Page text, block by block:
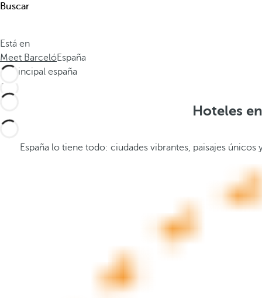
i
.
.
c
a
b
j
,
Buscar
Está en
Meet BarcelóEspaña
Hoteles
España lo tiene todo: ciudades vibrantes, paisajes